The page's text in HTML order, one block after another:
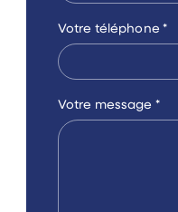
Votre téléphone *
Votre message *